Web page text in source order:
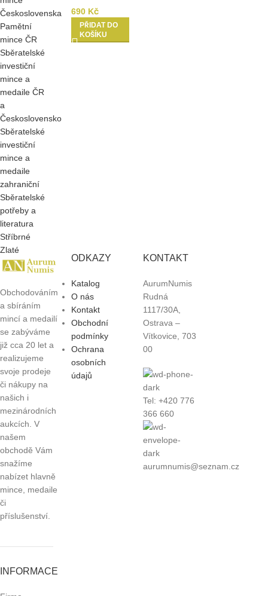
Československa
Pamětní
mince ČR
Sběratelské
investiční
mince a
medaile ČR
a
Československo
Sběratelské
investiční
mince a
medaile
zahraniční
Sběratelské
potřeby a
literatura
Stříbrné
Zlaté
690 Kč
PŘIDAT DO
KOŠÍKU
Obchodováním
a sbíráním
mincí a medailí
se zabýváme
již cca 20 let a
realizujeme
svoje prodeje
či nákupy na
našich i
mezinárodních
aukcích. V
našem
obchodě Vám
snažíme
nabízet hlavně
mince, medaile
či
příslušenství.
INFORMACE
ODKAZY
Katalog
O nás
Kontakt
Obchodní
podmínky
Ochrana
osobních
údajů
KONTAKT
AurumNumis
Rudná
1117/30A,
Ostrava –
Vítkovice, 703
00
Tel: +420 776
366 660
aurumnumis@seznam.cz